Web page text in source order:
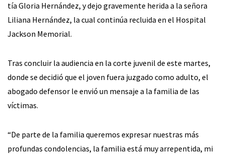
tía Gloria Hernández, y dejo gravemente herida a la señora
Liliana Hernández, la cual continúa recluida en el Hospital
Jackson Memorial.
Tras concluir la audiencia en la corte juvenil de este martes,
donde se decidió que el joven fuera juzgado como adulto, el
abogado defensor le envió un mensaje a la familia de las
víctimas.
“De parte de la familia queremos expresar nuestras más
profundas condolencias, la familia está muy arrepentida, mi